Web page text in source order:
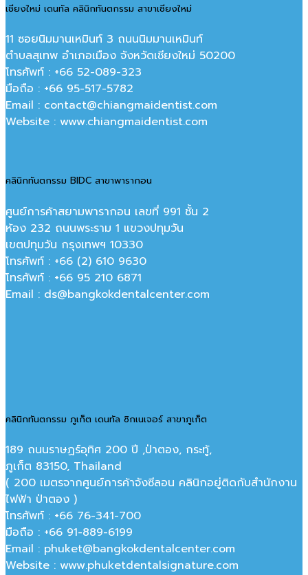
เชียงใหม่ เดนทัล คลินิกทันตกรรม สาขาเชียงใหม่
11 ซอยนิมมานเหมินท์ 3 ถนนนิมมานเหมินท์
ตำบลสุเทพ อำเภอเมือง จังหวัดเชียงใหม่ 50200
โทรศัพท์ : +66 52-089-323
มือถือ : +66 95-517-5782
Email : contact@chiangmaidentist.com
Website : www.chiangmaidentist.com
คลินิกทันตกรรม BIDC สาขาพารากอน
ศูนย์การค้าสยามพารากอน เลขที่ 991 ชั้น 2
ห้อง 232 ถนนพระราม 1 แขวงปทุมวัน
เขตปทุมวัน กรุงเทพฯ 10330
โทรศัพท์ : +66 (2) 610 9630
โทรศัพท์ : +66 95 210 6871
Email : ds@bangkokdentalcenter.com
คลินิกทันตกรรม ภูเก็ต เดนทัล ซิกเนเจอร์ สาขาภูเก็ต
189 ถนนราษฏร์อุทิศ 200 ปี ,ป่าตอง, กระทู้,
ภูเก็ต 83150, Thailand
( 200 เมตรจากศูนย์การค้าจังซีลอน คลินิกอยู่ติดกับสำนักงาน
ไฟฟ้า ป่าตอง )
โทรศัพท์ : +66 76-341-700
มือถือ : +66 91-889-6199
Email : phuket@bangkokdentalcenter.com
Website : www.phuketdentalsignature.com